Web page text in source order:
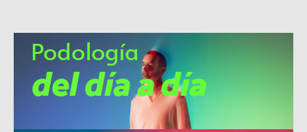
Podología
del día a día